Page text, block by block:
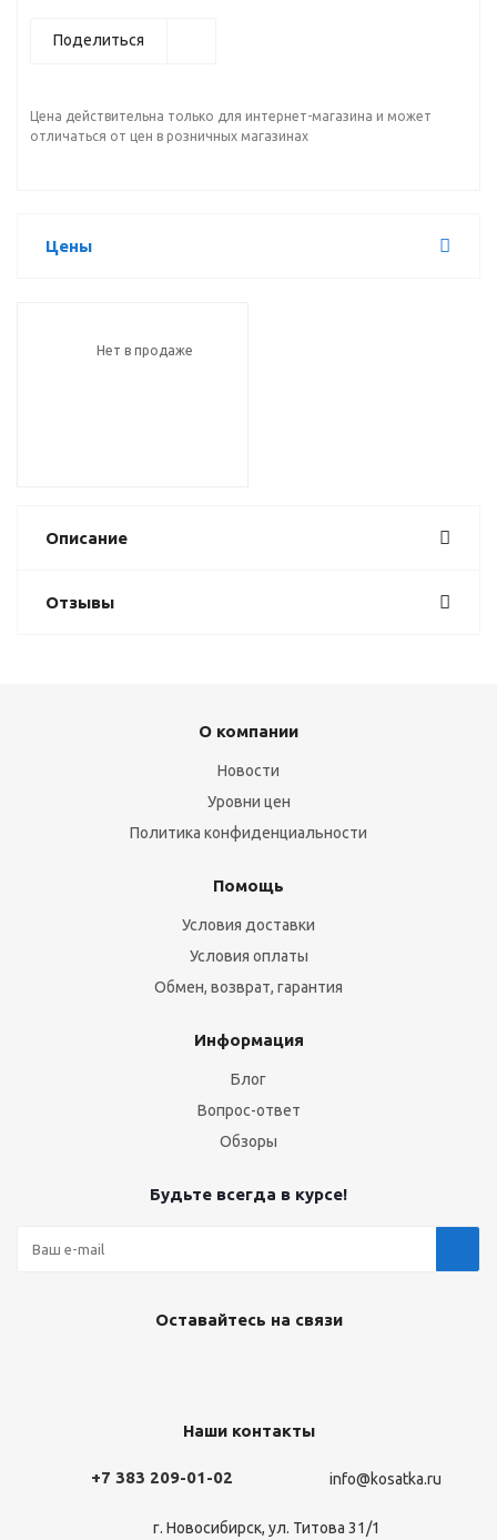
Поделиться
Цена действительна только для интернет-магазина и может
отличаться от цен в розничных магазинах
Цены
Нет в продаже
Описание
Отзывы
О компании
Новости
Уровни цен
Политика конфиденциальности
Помощь
Условия доставки
Условия оплаты
Обмен, возврат, гарантия
Информация
Блог
Вопрос-ответ
Обзоры
Будьте всегда в курсе!
Оставайтесь на связи
Наши контакты
+7 383 209-01-02 info@kosatka.ru
г. Новосибирск, ул. Титова 31/1